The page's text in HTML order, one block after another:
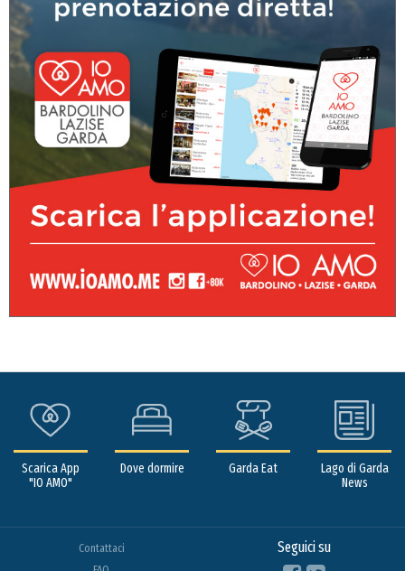
Scarica App
"IO AMO"
Dove dormire Garda Eat
Lago di Garda
News
Contattaci
Seguici su